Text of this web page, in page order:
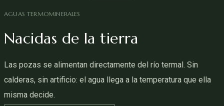
AGUAS TERMOMINERALES
Nacidas de la tierra
Las pozas se alimentan directamente del río termal. Sin
calderas, sin artificio: el agua llega a la temperatura que ella
misma decide.